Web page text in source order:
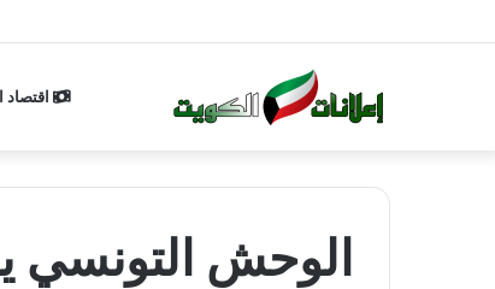
اقتصاد
الوحش التونسي